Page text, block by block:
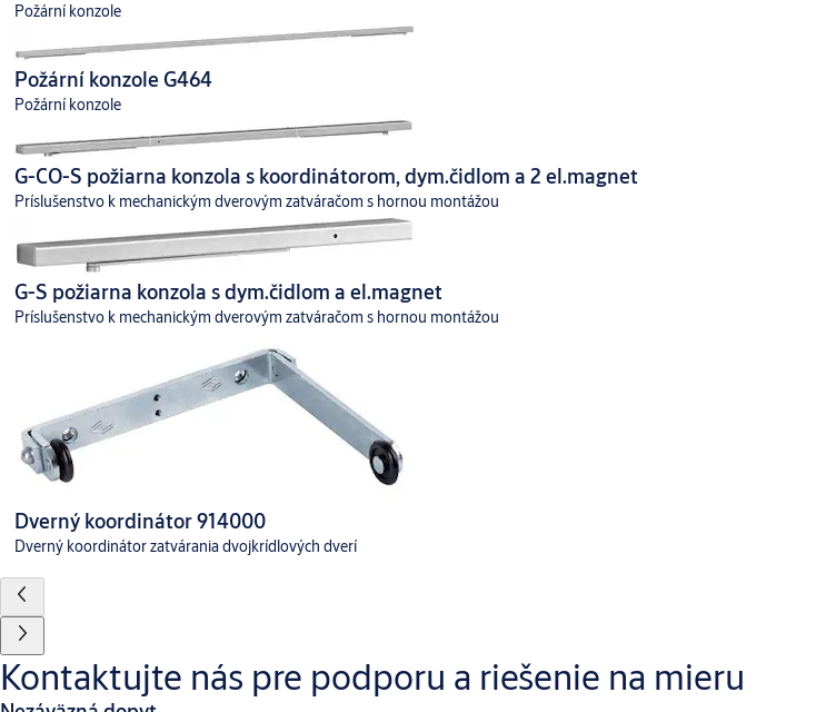
Požární konzole
Požární konzole G464
Požární konzole
G-CO-S požiarna konzola s koordinátorom, dym.čidlom a 2 el.magnet
Príslušenstvo k mechanickým dverovým zatváračom s hornou montážou
G-S požiarna konzola s dym.čidlom a el.magnet
Príslušenstvo k mechanickým dverovým zatváračom s hornou montážou
Dverný koordinátor 914000
Dverný koordinátor zatvárania dvojkrídlových dverí
Kontaktujte nás pre podporu a riešenie na mieru